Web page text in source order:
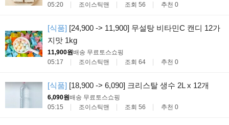
05:20
조이스틱맨 조회 56 추천 0
[식품] [24,900 -> 11,900] 무설탕 비타민C 캔디 12가
지맛 1kg
11,900원배송 무료 토스쇼핑
05:17
조이스틱맨 조회 64 추천 0
[식품] [18,900 -> 6,090] 크리스탈 생수 2L x 12개
6,090원배송 무료 토스쇼핑
05:15
조이스틱맨 조회 56 추천 0